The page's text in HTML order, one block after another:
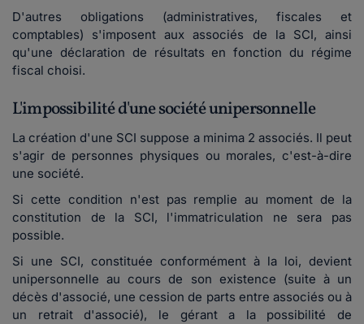
D'autres obligations (administratives, fiscales et
comptables) s'imposent aux associés de la SCI,ainsi
qu'une déclaration de résultats en fonction du régime
fiscal choisi.
L'impossibilité d'une société unipersonnelle
La création d'une SCI suppose a minima 2 associés. Il peut
s'agir de personnes physiques ou morales, c'est-à-dire
une société.
Si cette condition n'est pas remplie au moment de la
constitution de la SCI, l'immatriculation ne sera pas
possible.
Si une SCI, constituée conformément à la loi, devient
unipersonnelle au cours de son existence (suite à un
décès d'associé, une cession de parts entre associés ou à
un retrait d'associé), le gérant a la possibilité de